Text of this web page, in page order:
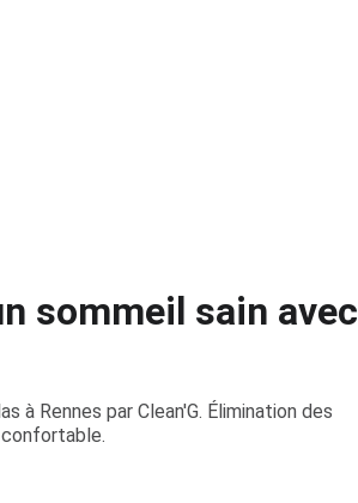
sommeil sain avec
Rennes par Clean'G. Élimination des